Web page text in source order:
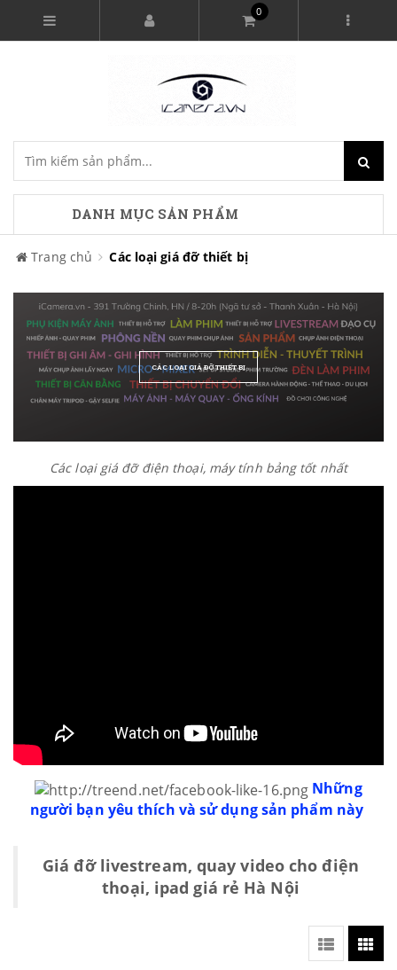
0
DANH MỤC SẢN PHẨM
Trang chủ Các loại giá đỡ thiết bị
CÁC LOẠI GIÁ ĐỠ THIẾT BỊ
Các loại giá đỡ điện thoại, máy tính bảng tốt nhất
Những
người bạn yêu thích và sử dụng sản phẩm này
Giá đỡ livestream, quay video cho điện
thoại, ipad giá rẻ Hà Nội